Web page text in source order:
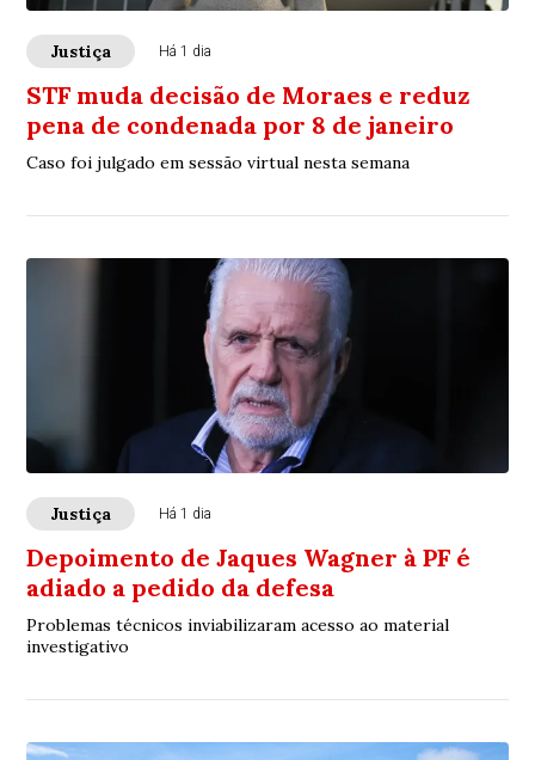
Justiça Há 1 dia
STF muda decisão de Moraes e reduz
pena de condenada por 8 de janeiro
Caso foi julgado em sessão virtual nesta semana
Justiça Há 1 dia
Depoimento de Jaques Wagner à PF é
adiado a pedido da defesa
Problemas técnicos inviabilizaram acesso ao material
investigativo